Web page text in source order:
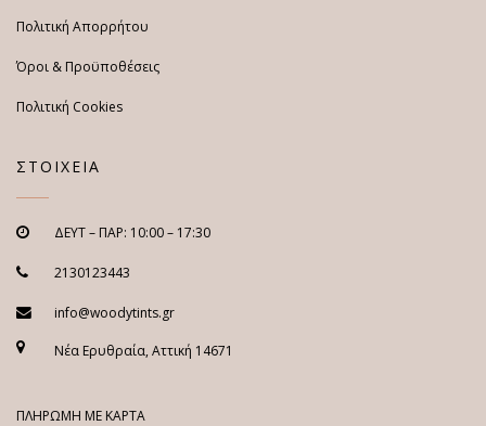
Πολιτική Απορρήτου
Όροι & Προϋποθέσεις
Πολιτική Cookies
ΣΤΟΙΧΕΙΑ
ΔΕΥΤ – ΠΑΡ: 10:00 – 17:30
2130123443
info@woodytints.gr
Νέα Ερυθραία, Αττική 14671
ΠΛΗΡΩΜΗ ΜΕ ΚΑΡΤΑ